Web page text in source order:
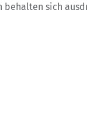
sich